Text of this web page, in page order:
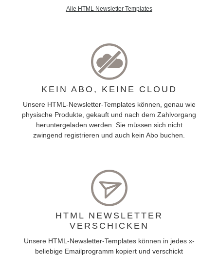
Alle HTML Newsletter Templates
KEIN ABO, KEINE CLOUD
Unsere HTML-Newsletter-Templates können, genau wie
physische Produkte, gekauft und nach dem Zahlvorgang
heruntergeladen werden. Sie müssen sich nicht
zwingend registrieren und auch kein Abo buchen.
HTML NEWSLETTER
VERSCHICKEN
Unsere HTML-Newsletter-Templates können in jedes x-
beliebige Emailprogramm kopiert und verschickt